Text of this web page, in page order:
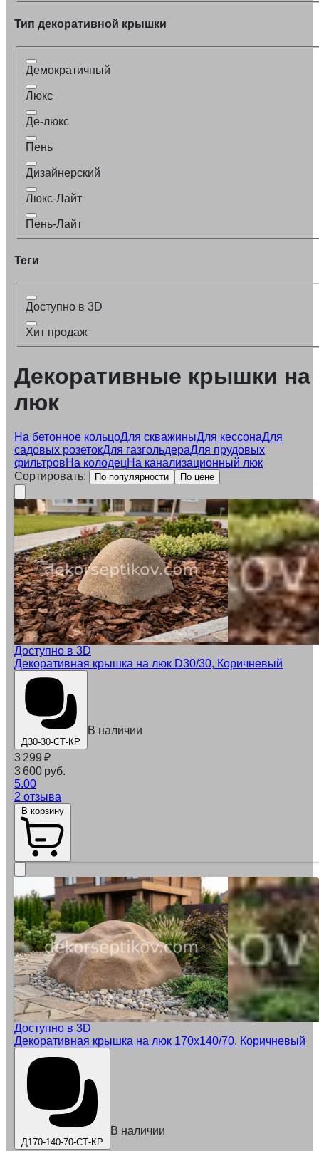
Тип декоративной крышки
Демократичный
Люкс
Де-люкс
Пень
Дизайнерский
Люкс-Лайт
Пень-Лайт
Теги
Доступно в 3D
Хит продаж
Декоративные крышки на
люк
На бетонное кольцоДля скважиныДля кессонаДля
садовых розетокДля газгольдераДля прудовых
фильтровНа колодецНа канализационный люк
Сортировать:
По популярности По цене
Доступно в 3D
Декоративная крышка на люк D30/30, Коричневый
Д30-30-СТ-КР
В наличии
3 299 ₽
3 600 руб.
5.00
2 отзыва
Доступно в 3D
Декоративная крышка на люк 170х140/70, Коричневый
Д170-140-70-СТ-КР
В наличии